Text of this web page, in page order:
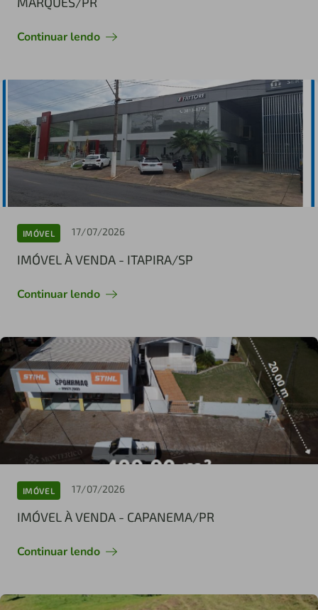
Continuar lendo
IMÓVEL 17/07/2026
IMÓVEL À VENDA - ITAPIRA/SP
Continuar lendo
IMÓVEL 17/07/2026
IMÓVEL À VENDA - CAPANEMA/PR
Continuar lendo